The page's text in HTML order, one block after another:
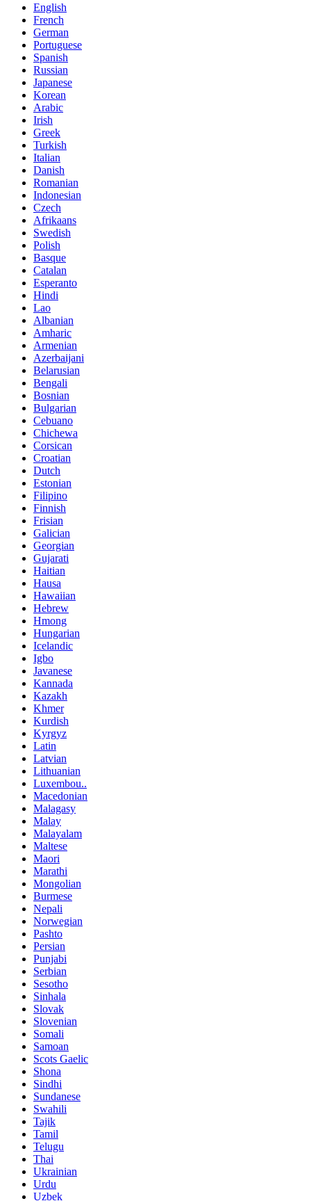
English
French
German
Portuguese
Spanish
Russian
Japanese
Korean
Arabic
Irish
Greek
Turkish
Italian
Danish
Romanian
Indonesian
Czech
Afrikaans
Swedish
Polish
Basque
Catalan
Esperanto
Hindi
Lao
Albanian
Amharic
Armenian
Azerbaijani
Belarusian
Bengali
Bosnian
Bulgarian
Cebuano
Chichewa
Corsican
Croatian
Dutch
Estonian
Filipino
Finnish
Frisian
Galician
Georgian
Gujarati
Haitian
Hausa
Hawaiian
Hebrew
Hmong
Hungarian
Icelandic
Igbo
Javanese
Kannada
Kazakh
Khmer
Kurdish
Kyrgyz
Latin
Latvian
Lithuanian
Luxembou..
Macedonian
Malagasy
Malay
Malayalam
Maltese
Maori
Marathi
Mongolian
Burmese
Nepali
Norwegian
Pashto
Persian
Punjabi
Serbian
Sesotho
Sinhala
Slovak
Slovenian
Somali
Samoan
Scots Gaelic
Shona
Sindhi
Sundanese
Swahili
Tajik
Tamil
Telugu
Thai
Ukrainian
Urdu
Uzbek